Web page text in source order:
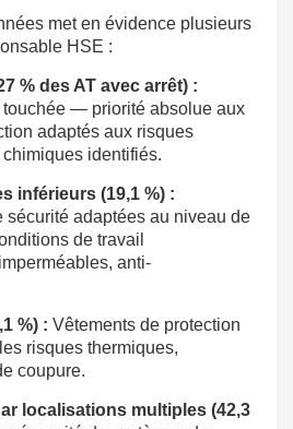
met en évidence plusieurs
HSE :
% des AT avec arrêt) :
touchée — priorité absolue aux
adaptés aux risques
identifiés.
inférieurs (19,1 %) :
sécurité adaptées au niveau de
de travail
anti-
%) : Vêtements de protection
risques thermiques,
coupure.
localisations multiples (42,3